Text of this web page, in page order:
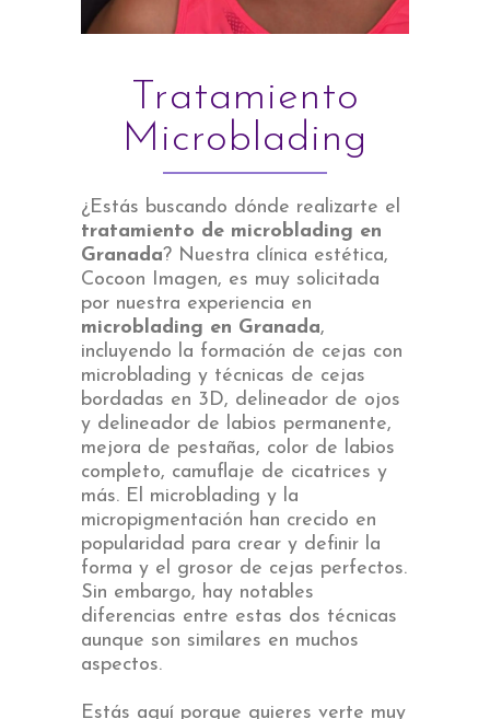
Tratamiento
Microblading
¿Estás buscando dónde realizarte el
tratamiento de microblading en
Granada? Nuestra clínica estética,
Cocoon Imagen, es muy solicitada
por nuestra experiencia en
microblading en Granada,
incluyendo la formación de cejas con
microblading y técnicas de cejas
bordadas en 3D, delineador de ojos
y delineador de labios permanente,
mejora de pestañas, color de labios
completo, camuflaje de cicatrices y
más. El microblading y la
micropigmentación han crecido en
popularidad para crear y definir la
forma y el grosor de cejas perfectos.
Sin embargo, hay notables
diferencias entre estas dos técnicas
aunque son similares en muchos
aspectos.
Estás aquí porque quieres verte muy